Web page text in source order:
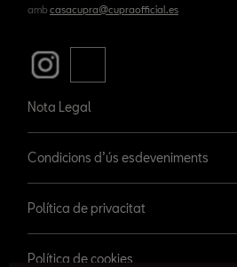
amb casacupra@cupraofficial.es
Nota Legal
Condicions d’ús esdeveniments
Política de privacitat
Política de cookies